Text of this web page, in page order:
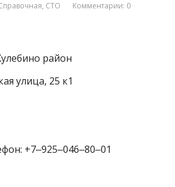
, СТО Комментарии: 0
район
улица, 25 к1
+7‒925‒046‒80‒01